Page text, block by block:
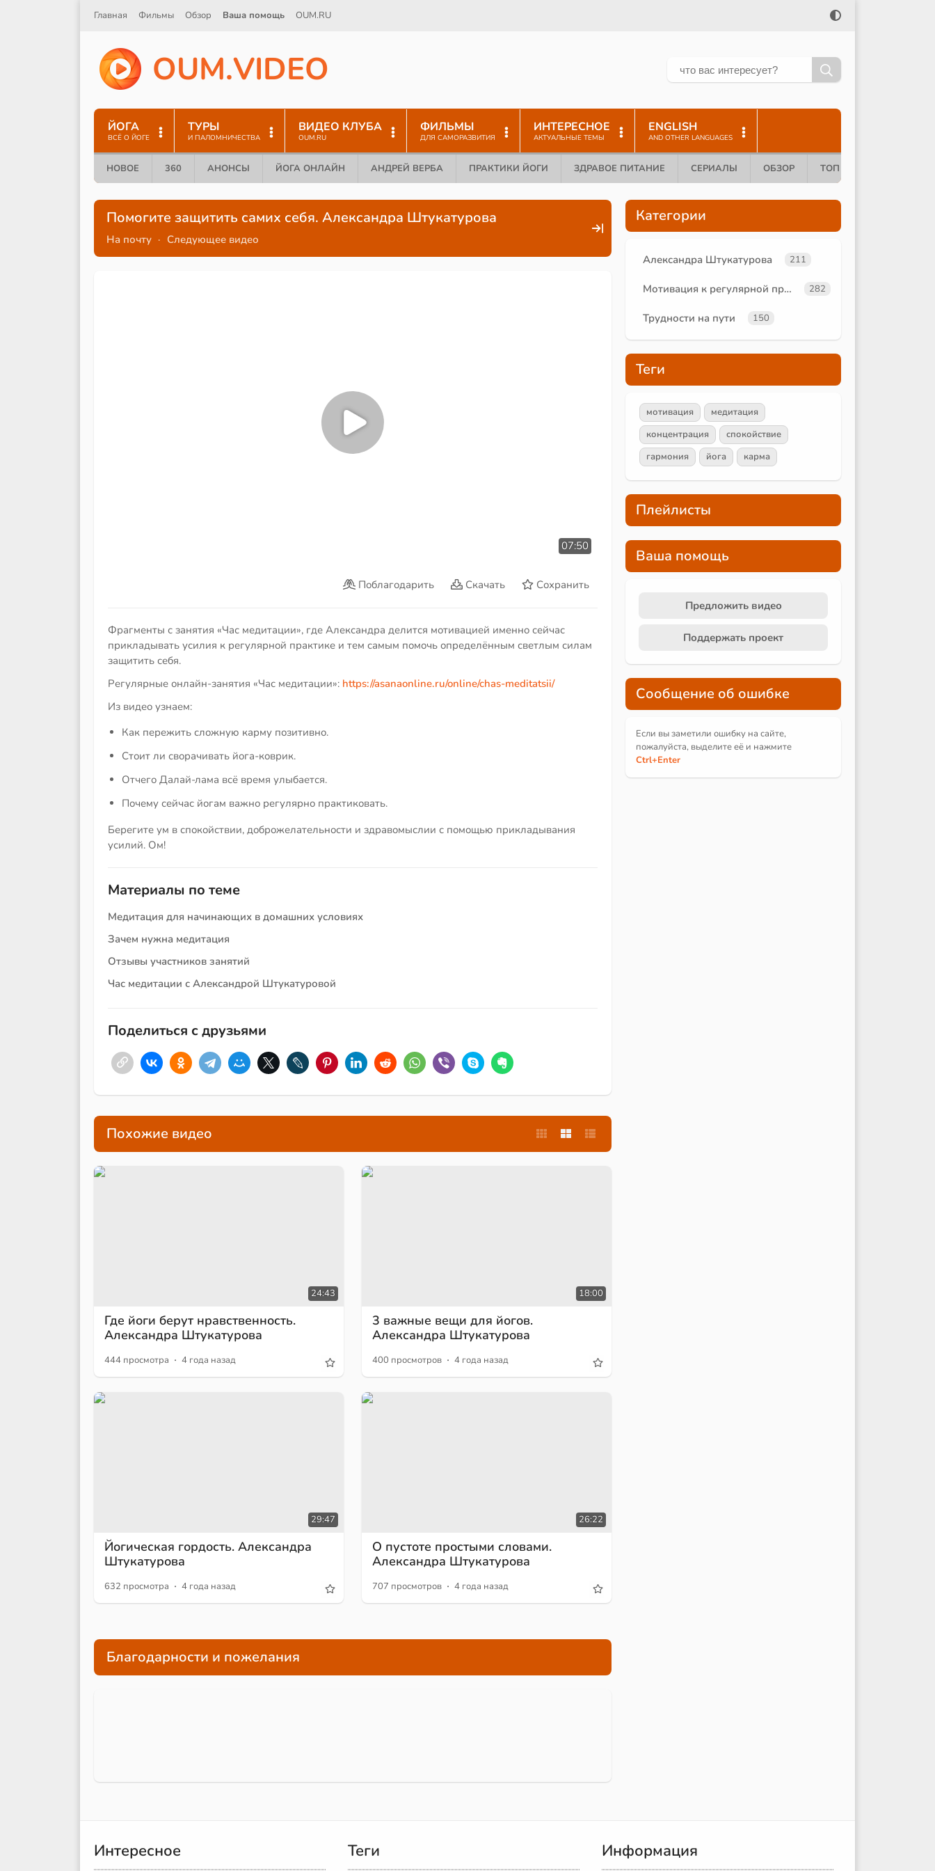
Главная Фильмы Обзор Ваша помощь OUM.RU
OUM.VIDEO
ЙОГА
ВСЁ О ЙОГЕ
ТУРЫ
И ПАЛОМНИЧЕСТВА
ВИДЕО КЛУБА
OUM.RU
ФИЛЬМЫ
ДЛЯ САМОРАЗВИТИЯ
ИНТЕРЕСНОЕ
АКТУАЛЬНЫЕ ТЕМЫ
ENGLISH
AND OTHER LANGUAGES
НОВОЕ 360 АНОНСЫ ЙОГА ОНЛАЙН АНДРЕЙ ВЕРБА ПРАКТИКИ ЙОГИ ЗДРАВОЕ ПИТАНИЕ СЕРИАЛЫ ОБЗОР ТОП 10
Помогите защитить самих себя. Александра Штукатурова
На почту · Следующее видео
07:50
Поблагодарить Скачать Сохранить
Фрагменты с занятия «Час медитации», где Александра делится мотивацией именно сейчас
прикладывать усилия к регулярной практике и тем самым помочь определённым светлым силам
защитить себя.
Регулярные онлайн-занятия «Час медитации»: https://asanaonline.ru/online/chas-meditatsii/
Из видео узнаем:
Как пережить сложную карму позитивно.
Стоит ли сворачивать йога-коврик.
Отчего Далай-лама всё время улыбается.
Почему сейчас йогам важно регулярно практиковать.
Берегите ум в спокойствии, доброжелательности и здравомыслии с помощью прикладывания
усилий. Ом!
Материалы по теме
Медитация для начинающих в домашних условиях
Зачем нужна медитация
Отзывы участников занятий
Час медитации с Александрой Штукатуровой
Поделиться с друзьями
Похожие видео
24:43
Где йоги берут нравственность.
Александра Штукатурова
444 просмотра · 4 года назад
18:00
3 важные вещи для йогов.
Александра Штукатурова
400 просмотров · 4 года назад
29:47
Йогическая гордость. Александра
Штукатурова
632 просмотра · 4 года назад
26:22
О пустоте простыми словами.
Александра Штукатурова
707 просмотров · 4 года назад
Благодарности и пожелания
Категории
Александра Штукатурова 211
Мотивация к регулярной практике 282
Трудности на пути 150
Теги
мотивация
медитация
концентрация
спокойствие
гармония
йога карма
Плейлисты
Ваша помощь
Предложить видео
Поддержать проект
Сообщение об ошибке
Если вы заметили ошибку на сайте,
пожалуйста, выделите её и нажмите
Ctrl+Enter
Интересное Теги Информация